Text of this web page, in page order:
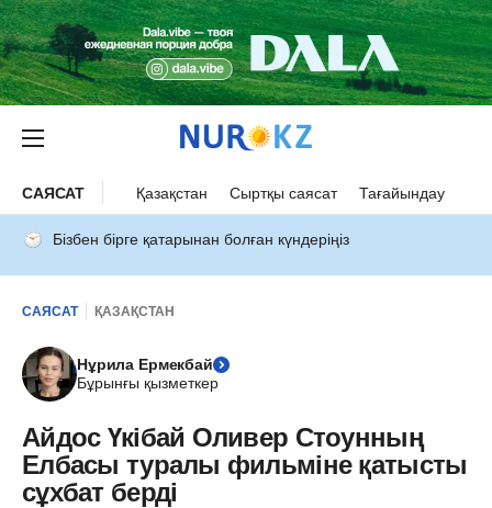
САЯСАТ Қазақстан Сыртқы саясат Тағайындау
Бізбен бірге қатарынан болған күндеріңіз
САЯСАТ ҚАЗАҚСТАН
Нұрила Ермекбай
Бұрынғы қызметкер
Айдос Үкібай Оливер Стоунның
Елбасы туралы фильміне қатысты
сұхбат берді